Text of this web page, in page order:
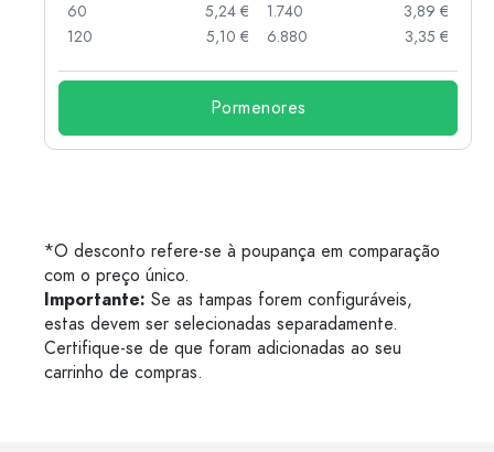
60
5,24 €
120
5,10 €
1.740
3,89 €
6.880
3,35 €
Pormenores
*O desconto refere-se à poupança em comparação
com o preço único.
Importante: Se as tampas forem configuráveis,
estas devem ser selecionadas separadamente.
Certifique-se de que foram adicionadas ao seu
carrinho de compras.